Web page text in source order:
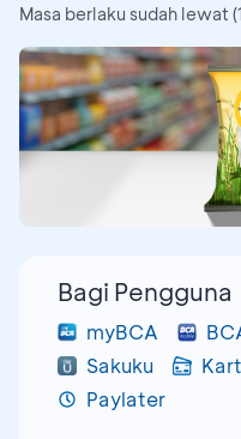
Masa berlaku sudah lewat
Bagi Pengguna
myBCA
Sakuku
Paylater